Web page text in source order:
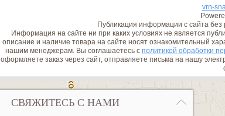
vrn-
Публикация информации с сайта
Информация на сайте ни при каких условиях не является
описание и наличие товара на сайте носят ознакомительный
нашим менеджерам. Вы соглашаетесь с политикой обработки
оформляете заказ через сайт, отправляете письма на нашу
СВЯЖИТЕСЬ С НАМИ